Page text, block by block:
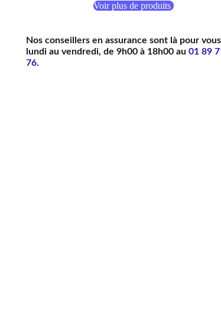
Voir plus de produits
Nos conseillers en assurance sont là pour
lundi au vendredi, de 9h00 à 18h00 au01 89
76.